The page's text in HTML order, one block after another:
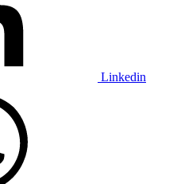
Linkedin